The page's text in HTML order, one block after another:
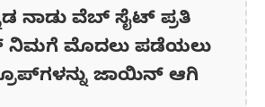
ನಾಡು ವೆಬ್ ಸೈಟ್ ಪ್ರತಿ
ಮೊದಲು ಪಡೆಯಲು
ಜಾಯಿನ್ ಆಗಿ